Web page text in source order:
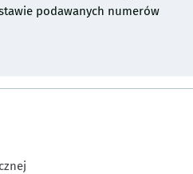
podawanych numerów